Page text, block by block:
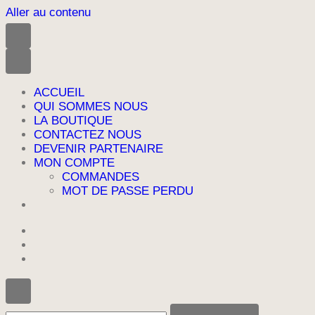
Aller au contenu
ACCUEIL
QUI SOMMES NOUS
LA BOUTIQUE
CONTACTEZ NOUS
DEVENIR PARTENAIRE
MON COMPTE
COMMANDES
MOT DE PASSE PERDU
Vous